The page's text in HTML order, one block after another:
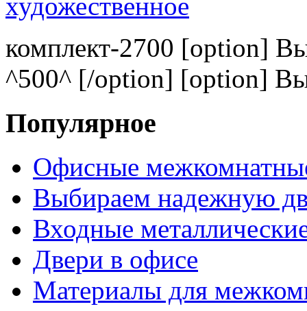
комплект-2700 [option]
^500^ [/option] [option]
Популярное
Офисные
Выбираем надежную
Входные
Двери в офисе
Материалы для